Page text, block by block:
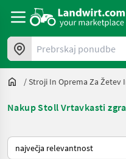
Prebrskaj ponudbe
/Stroji In Oprema Za Žetev
Nakup Stoll Vrtavkasti
Tako je razvrščeno na